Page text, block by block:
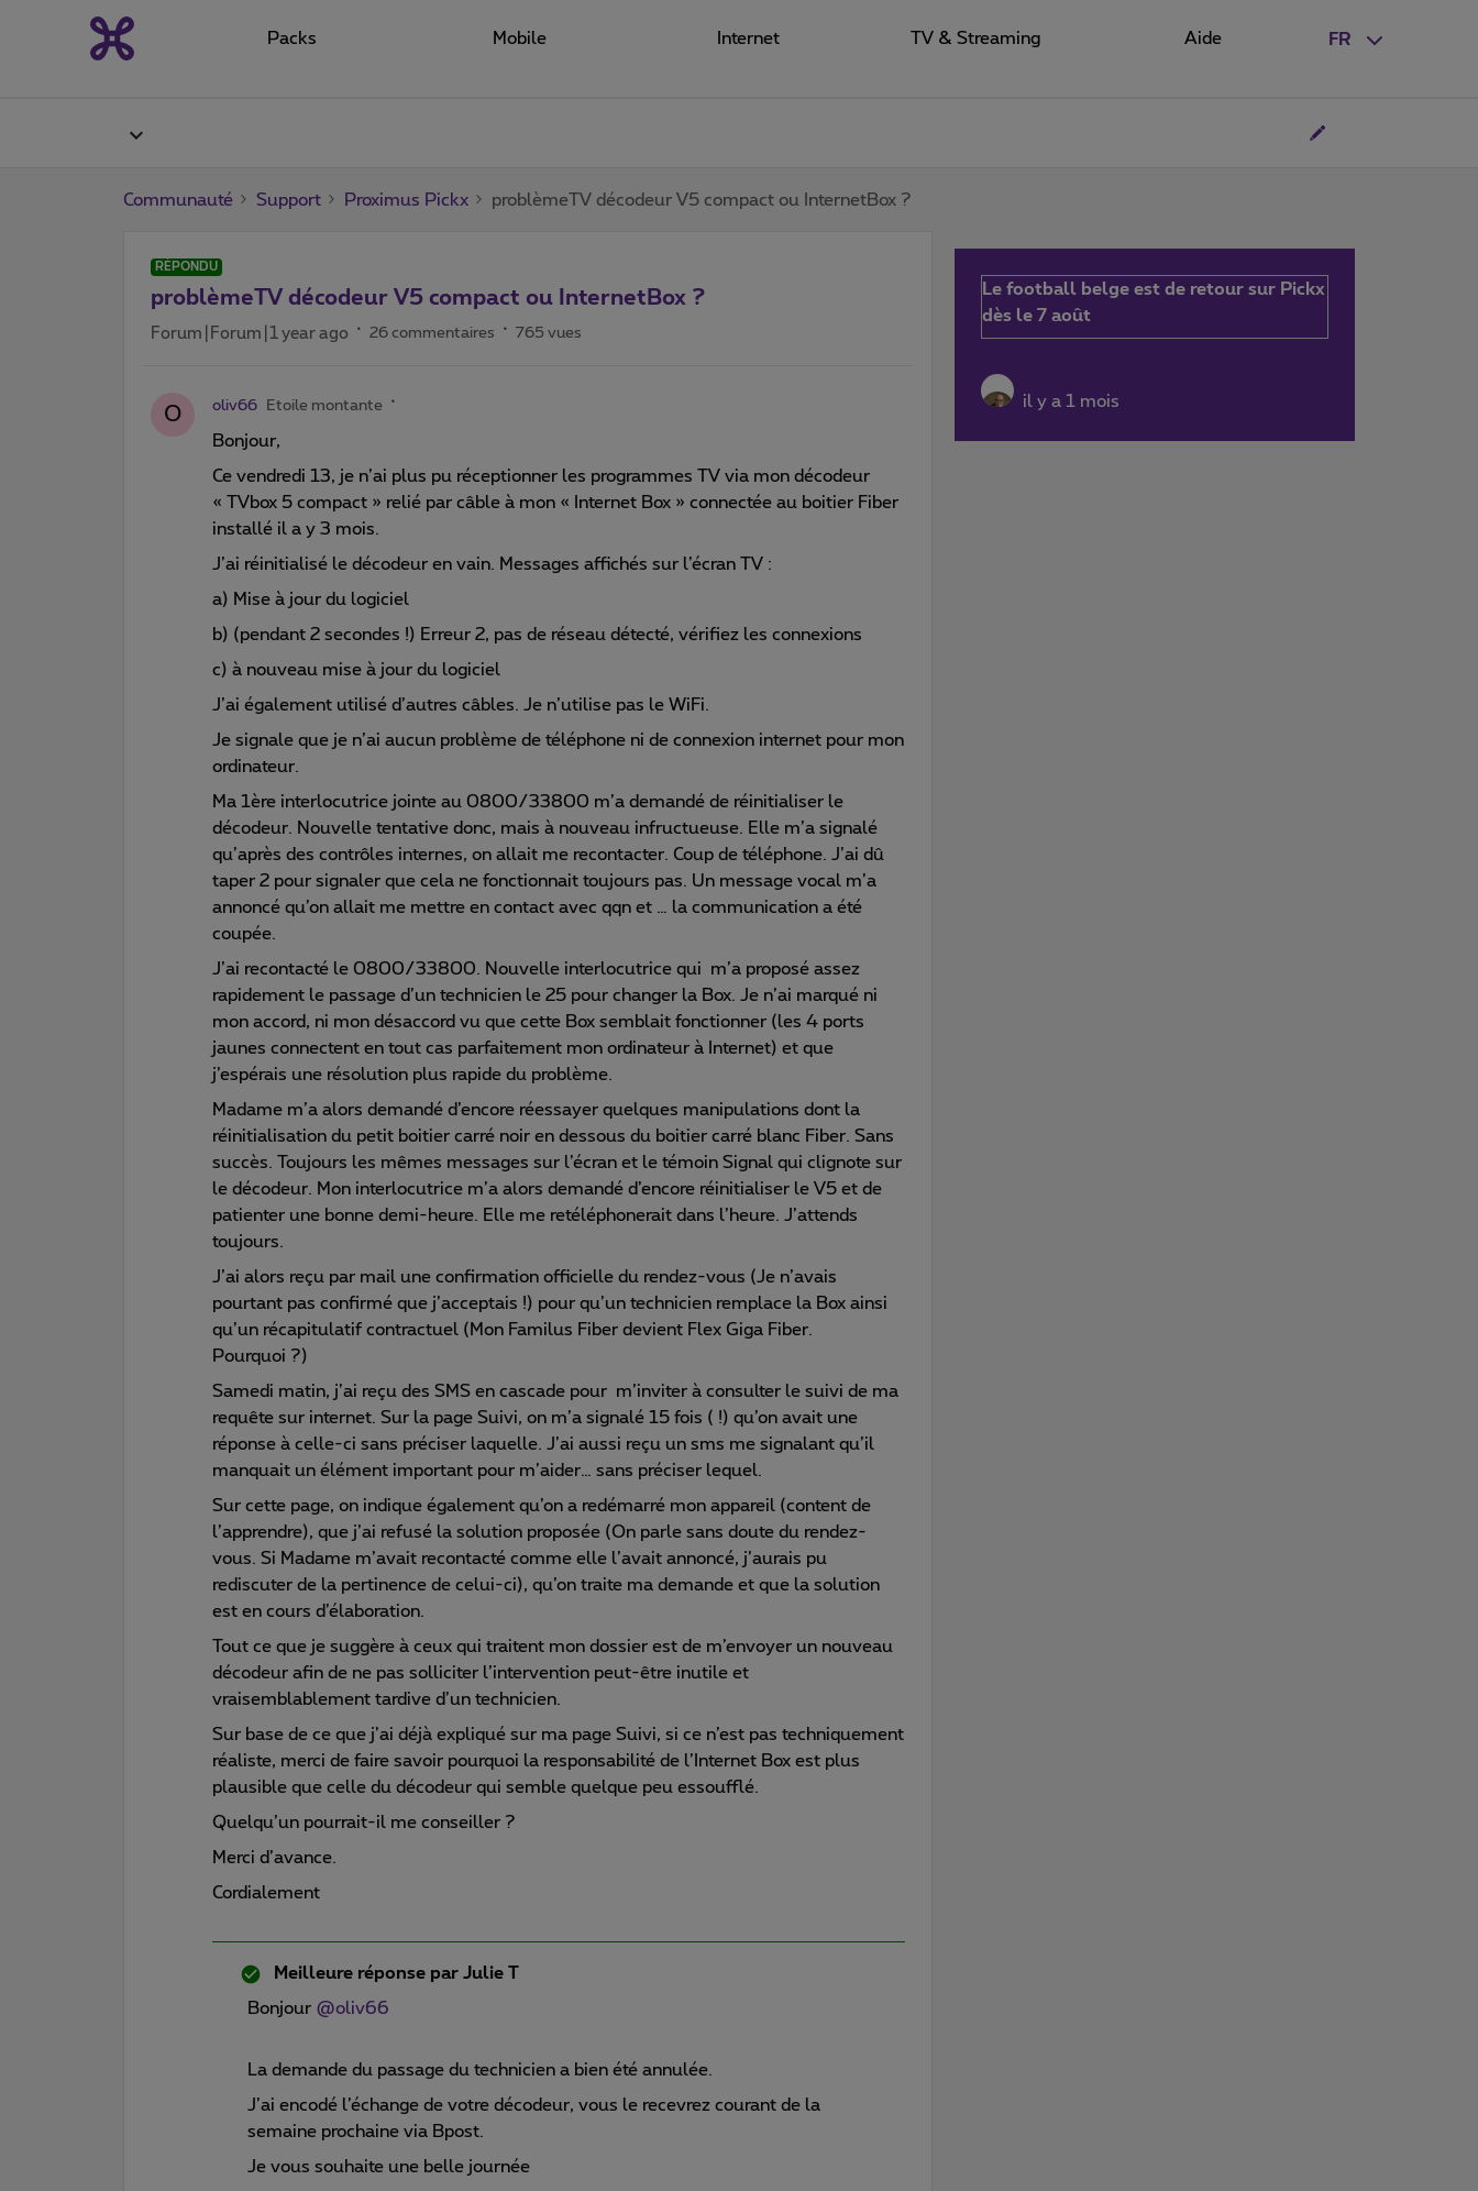
FR
Packs Mobile Internet TV & Streaming Aide
Communauté Support Proximus Pickx problèmeTV décodeur V5 compact ou InternetBox ?
RÉPONDU
problèmeTV décodeur V5 compact ou InternetBox ?
Forum|Forum|1 year ago 26 commentaires 765 vues
O oliv66 Etoile montante
Bonjour,
Ce vendredi 13, je n’ai plus pu réceptionner les programmes TV via mon décodeur
« TVbox 5 compact » relié par câble à mon « Internet Box » connectée au boitier Fiber
installé il a y 3 mois.
J’ai réinitialisé le décodeur en vain. Messages affichés sur l’écran TV :
a) Mise à jour du logiciel
b) (pendant 2 secondes !) Erreur 2, pas de réseau détecté, vérifiez les connexions
c) à nouveau mise à jour du logiciel
J’ai également utilisé d’autres câbles. Je n’utilise pas le WiFi.
Je signale que je n’ai aucun problème de téléphone ni de connexion internet pour mon
ordinateur.
Ma 1ère interlocutrice jointe au 0800/33800 m’a demandé de réinitialiser le
décodeur. Nouvelle tentative donc, mais à nouveau infructueuse. Elle m’a signalé
qu’après des contrôles internes, on allait me recontacter. Coup de téléphone. J’ai dû
taper 2 pour signaler que cela ne fonctionnait toujours pas. Un message vocal m’a
annoncé qu’on allait me mettre en contact avec qqn et … la communication a été
coupée.
J’ai recontacté le 0800/33800. Nouvelle interlocutrice qui m’a proposé assez
rapidement le passage d’un technicien le 25 pour changer la Box. Je n’ai marqué ni
mon accord, ni mon désaccord vu que cette Box semblait fonctionner (les 4 ports
jaunes connectent en tout cas parfaitement mon ordinateur à Internet) et que
j’espérais une résolution plus rapide du problème.
Madame m’a alors demandé d’encore réessayer quelques manipulations dont la
réinitialisation du petit boitier carré noir en dessous du boitier carré blanc Fiber. Sans
succès. Toujours les mêmes messages sur l’écran et le témoin Signal qui clignote sur
le décodeur. Mon interlocutrice m’a alors demandé d’encore réinitialiser le V5 et de
patienter une bonne demi-heure. Elle me retéléphonerait dans l’heure. J’attends
toujours.
J’ai alors reçu par mail une confirmation officielle du rendez-vous (Je n’avais
pourtant pas confirmé que j’acceptais !) pour qu’un technicien remplace la Box ainsi
qu’un récapitulatif contractuel (Mon Familus Fiber devient Flex Giga Fiber.
Pourquoi ?)
Samedi matin, j’ai reçu des SMS en cascade pour m’inviter à consulter le suivi de ma
requête sur internet. Sur la page Suivi, on m’a signalé 15 fois ( !) qu’on avait une
réponse à celle-ci sans préciser laquelle. J’ai aussi reçu un sms me signalant qu’il
manquait un élément important pour m’aider… sans préciser lequel.
Sur cette page, on indique également qu’on a redémarré mon appareil (content de
l’apprendre), que j’ai refusé la solution proposée (On parle sans doute du rendez-
vous. Si Madame m’avait recontacté comme elle l’avait annoncé, j’aurais pu
rediscuter de la pertinence de celui-ci), qu’on traite ma demande et que la solution
est en cours d’élaboration.
Tout ce que je suggère à ceux qui traitent mon dossier est de m’envoyer un nouveau
décodeur afin de ne pas solliciter l’intervention peut-être inutile et
vraisemblablement tardive d’un technicien.
Sur base de ce que j’ai déjà expliqué sur ma page Suivi, si ce n’est pas techniquement
réaliste, merci de faire savoir pourquoi la responsabilité de l’Internet Box est plus
plausible que celle du décodeur qui semble quelque peu essoufflé.
Quelqu’un pourrait-il me conseiller ?
Merci d’avance.
Cordialement
Meilleure réponse par Julie T
Bonjour @oliv66
La demande du passage du technicien a bien été annulée.
J’ai encodé l’échange de votre décodeur, vous le recevrez courant de la
semaine prochaine via Bpost.
Je vous souhaite une belle journée
Le football belge est de retour sur Pickx
dès le 7 août
il y a 1 mois